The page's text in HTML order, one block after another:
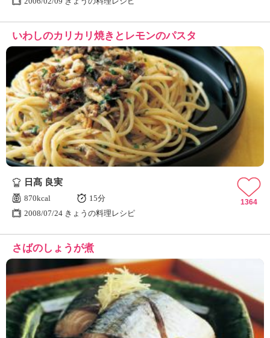
いわしのカリカリ焼きとレモンのパスタ
日髙 良実
870kcal
15分
2008/07/24 きょうの料理レシピ
1364
さばのしょうが煮